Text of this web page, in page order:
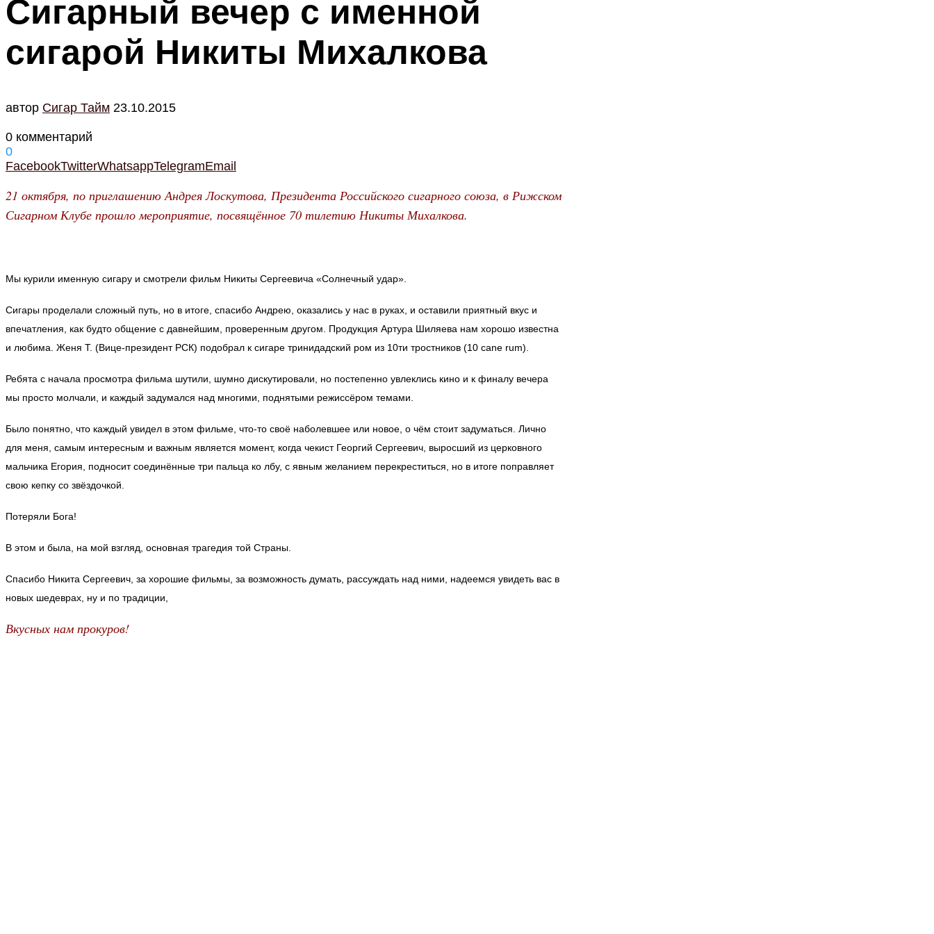
Сигарный вечер с именной
сигарой Никиты Михалкова
автор Cигар Тайм 23.10.2015
0 комментарий
0
FacebookTwitterWhatsappTelegramEmail
21 октября, по приглашению Андрея Лоскутова, Президента Российского сигарного союза, в Рижском
Сигарном Клубе прошло мероприятие, посвящённое 70 тилетию Никиты Михалкова.
Мы курили именную сигару и смотрели фильм Никиты Сергеевича «Солнечный удар».
Сигары проделали сложный путь, но в итоге, спасибо Андрею, оказались у нас в руках, и оставили приятный вкус и
впечатления, как будто общение с давнейшим, проверенным другом. Продукция Артура Шиляева нам хорошо известна
и любима. Женя Т. (Вице-президент РСК) подобрал к сигаре тринидадский ром из 10ти тростников (10 cane rum).
Ребята с начала просмотра фильма шутили, шумно дискутировали, но постепенно увлеклись кино и к финалу вечера
мы просто молчали, и каждый задумался над многими, поднятыми режиссёром темами.
Было понятно, что каждый увидел в этом фильме, что-то своё наболевшее или новое, о чём стоит задуматься. Лично
для меня, самым интересным и важным является момент, когда чекист Георгий Сергеевич, выросший из церковного
мальчика Егория, подносит соединённые три пальца ко лбу, с явным желанием перекреститься, но в итоге поправляет
свою кепку со звёздочкой.
Потеряли Бога!
В этом и была, на мой взгляд, основная трагедия той Страны.
Спасибо Никита Сергеевич, за хорошие фильмы, за возможность думать, рассуждать над ними, надеемся увидеть вас в
новых шедеврах, ну и по традиции,
Вкусных нам прокуров!